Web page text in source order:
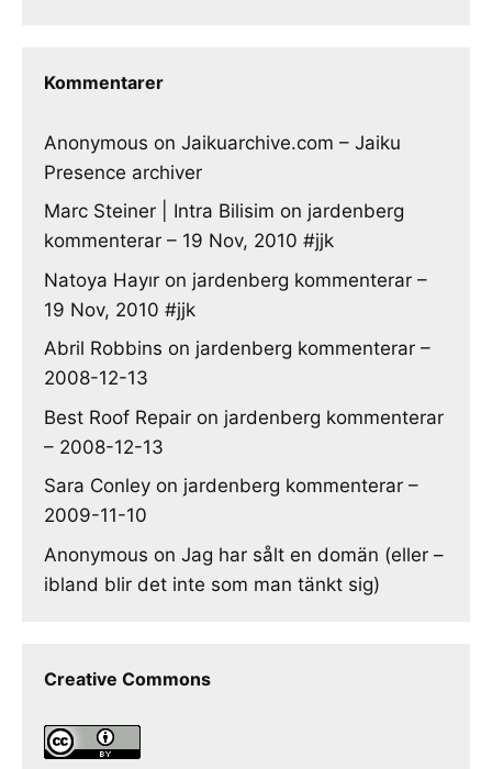
Kommentarer
Anonymous on Jaikuarchive.com – Jaiku
Presence archiver
Marc Steiner | Intra Bilisim on jardenberg
kommenterar – 19 Nov, 2010 #jjk
Natoya Hayır on jardenberg kommenterar –
19 Nov, 2010 #jjk
Abril Robbins on jardenberg kommenterar –
2008-12-13
Best Roof Repair on jardenberg kommenterar
– 2008-12-13
Sara Conley on jardenberg kommenterar –
2009-11-10
Anonymous on Jag har sålt en domän (eller –
ibland blir det inte som man tänkt sig)
Creative Commons